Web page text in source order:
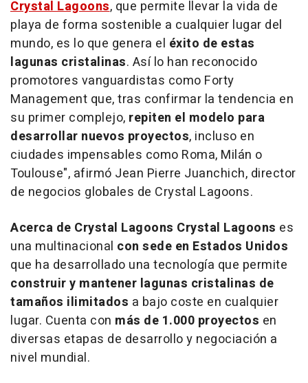
Crystal Lagoons, que permite llevar la vida de
playa de forma sostenible a cualquier lugar del
mundo, es lo que genera el éxito de estas
lagunas cristalinas. Así lo han reconocido
promotores vanguardistas como Forty
Management que, tras confirmar la tendencia en
su primer complejo, repiten el modelo para
desarrollar nuevos proyectos, incluso en
ciudades impensables como Roma, Milán o
Toulouse", afirmó Jean Pierre Juanchich, director
de negocios globales de Crystal Lagoons.
Acerca de Crystal Lagoons Crystal Lagoons es
una multinacional con sede en Estados Unidos
que ha desarrollado una tecnología que permite
construir y mantener lagunas cristalinas de
tamaños ilimitados a bajo coste en cualquier
lugar. Cuenta con más de 1.000 proyectos en
diversas etapas de desarrollo y negociación a
nivel mundial.